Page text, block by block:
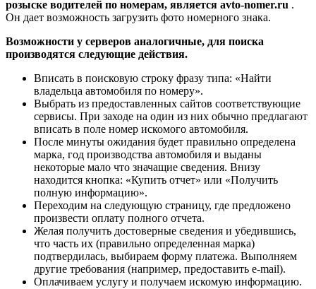
розыске водителей по номерам, является avto-nomer.ru .
Он дает возможность загрузить фото номерного знака.
Возможности у серверов аналогичные, для поиска
производятся следующие действия.
Вписать в поисковую строку фразу типа: «Найти
владельца автомобиля по номеру».
Выбрать из предоставленных сайтов соответствующие
сервисы. При заходе на один из них обычно предлагают
вписать в поле номер искомого автомобиля.
После минуты ожидания будет правильно определена
марка, год производства автомобиля и выданы
некоторые мало что значащие сведения. Внизу
находится кнопка: «Купить отчет» или «Получить
полную информацию».
Переходим на следующую страницу, где предложено
произвести оплату полного отчета.
Желая получить достоверные сведения и убедившись,
что часть их (правильно определенная марка)
подтвердилась, выбираем форму платежа. Выполняем
другие требования (например, предоставить e-mail).
Оплачиваем услугу и получаем искомую информацию.